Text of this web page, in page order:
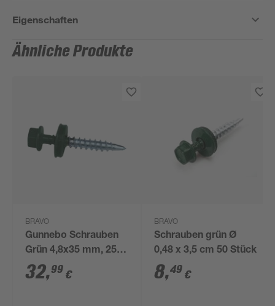
Eigenschaften
Ähnliche Produkte
BRAVO
Gunnebo Schrauben
Grün 4,8x35 mm, 250
St Pack
32,99 €
BRAVO
Schrauben grün Ø
0,48 x 3,5 cm 50 Stück
8,49 €